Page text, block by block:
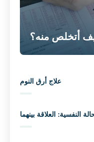
أتخلص منه؟
علاج أرق النوم
النفسية: العلاقة بينهما